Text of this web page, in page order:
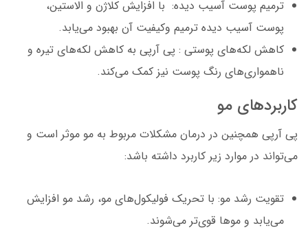
ترمیم پوست آسیب دیده: با افزایش کلاژن و الاستین،
پوست آسیب دیده ترمیم وکیفیت آن بهبود می‌یابد.
کاهش لکه‌های پوستی : پی آرپی به کاهش لکه‌های تیره و
ناهمواری‌های رنگ پوست نیز کمک می‌کند.
کاربردهای مو
پی آرپی همچنین در درمان مشکلات مربوط به مو موثر است و
می‌تواند در موارد زیر کاربرد داشته باشد:
تقویت رشد مو: با تحریک فولیکول‌های مو، رشد مو افزایش
می‌یابد و موها قوی‌تر می‌شوند.